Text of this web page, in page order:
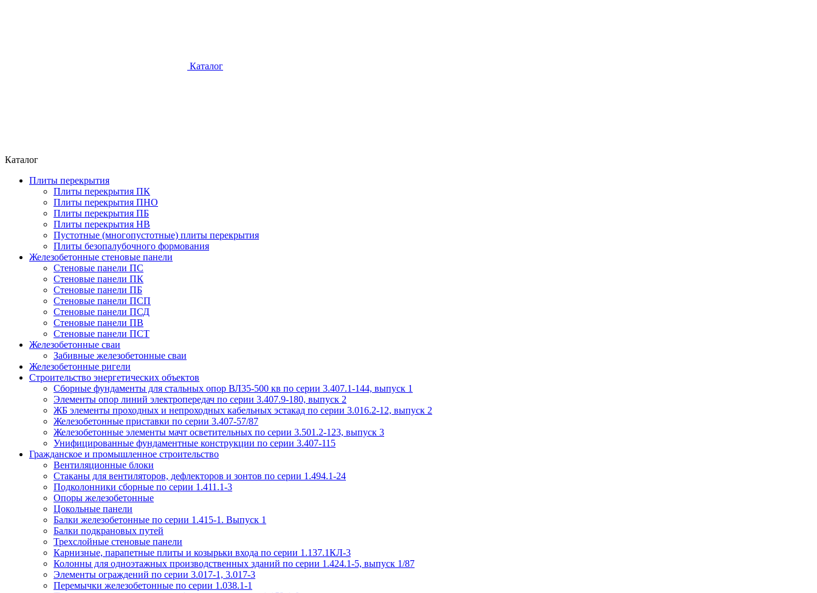
Каталог
Каталог
Плиты перекрытия
Плиты перекрытия ПК
Плиты перекрытия ПНО
Плиты перекрытия ПБ
Плиты перекрытия НВ
Пустотные (многопустотные) плиты перекрытия
Плиты безопалубочного формования
Железобетонные стеновые панели
Стеновые панели ПС
Стеновые панели ПК
Стеновые панели ПБ
Стеновые панели ПСП
Стеновые панели ПСД
Стеновые панели ПВ
Стеновые панели ПСТ
Железобетонные сваи
Забивные железобетонные сваи
Железобетонные ригели
Строительство энергетических объектов
Сборные фундаменты для стальных опор ВЛ35-500 кв по серии 3.407.1-144, выпуск 1
Элементы опор линий электропередач по серии 3.407.9-180, выпуск 2
ЖБ элементы проходных и непроходных кабельных эстакад по серии 3.016.2-12, выпуск 2
Железобетонные приставки по серии 3.407-57/87
Железобетонные элементы мачт осветительных по серии 3.501.2-123, выпуск 3
Унифицированные фундаментные конструкции по серии 3.407-115
Гражданское и промышленное строительство
Вентиляционные блоки
Стаканы для вентиляторов, дефлекторов и зонтов по серии 1.494.1-24
Подколонники сборные по серии 1.411.1-3
Опоры железобетонные
Цокольные панели
Балки железобетонные по серии 1.415-1. Выпуск 1
Балки подкрановых путей
Трехслойные стеновые панели
Карнизные, парапетные плиты и козырьки входа по серии 1.137.1КЛ-3
Колонны для одноэтажных производственных зданий по серии 1.424.1-5, выпуск 1/87
Элементы ограждений по серии 3.017-1, 3.017-3
Перемычки железобетонные по серии 1.038.1-1